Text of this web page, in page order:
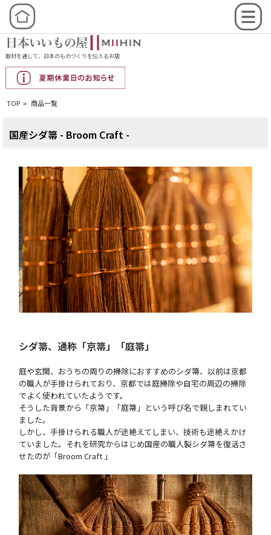
取材を通して、日本のものづくりを伝えるお店
TOP > 商品一覧
国産シダ箒 - Broom Craft -
シダ箒、通称「京箒」「庭箒」
庭や玄関、おうちの周りの掃除におすすめのシダ箒、以前は京都
の職人が手掛けられており、京都では庭掃除や自宅の周辺の掃除
でよく使われていたようです。
そうした背景から「京箒」「庭箒」という呼び名で親しまれてい
ました。
しかし、手掛けられる職人が途絶えてしまい、技術も途絶えかけ
ていました。それを研究からはじめ国産の職人製シダ箒を復活さ
せたのが「Broom Craft 」